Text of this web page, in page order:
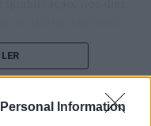
Information
cerimónia de
presidente da
Piteira Lopes,
assinalando o
a colocar o